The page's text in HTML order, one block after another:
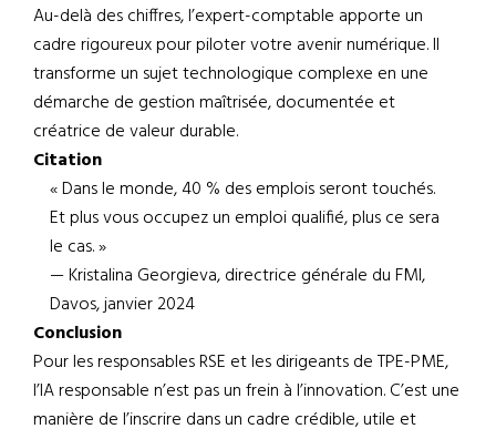
Au-delà des chiffres, l’expert-comptable apporte un
cadre rigoureux pour piloter votre avenir numérique. Il
transforme un sujet technologique complexe en une
démarche de gestion maîtrisée, documentée et
créatrice de valeur durable.
Citation
« Dans le monde, 40 % des emplois seront touchés.
Et plus vous occupez un emploi qualifié, plus ce sera
le cas. »
— Kristalina Georgieva, directrice générale du FMI,
Davos, janvier 2024
Conclusion
Pour les responsables RSE et les dirigeants de TPE-PME,
l’IA responsable n’est pas un frein à l’innovation. C’est une
manière de l’inscrire dans un cadre crédible, utile et